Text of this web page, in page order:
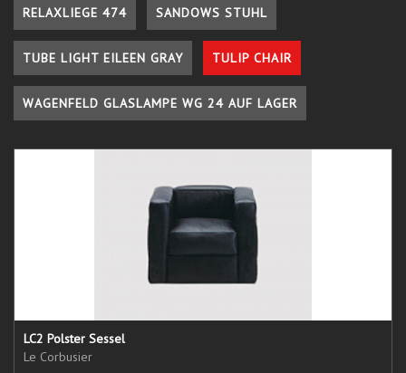
RELAXLIEGE 474 SANDOWS STUHL
TUBE LIGHT EILEEN GRAY TULIP CHAIR
WAGENFELD GLASLAMPE WG 24 AUF LAGER
LC2 Polster Sessel
Le Corbusier